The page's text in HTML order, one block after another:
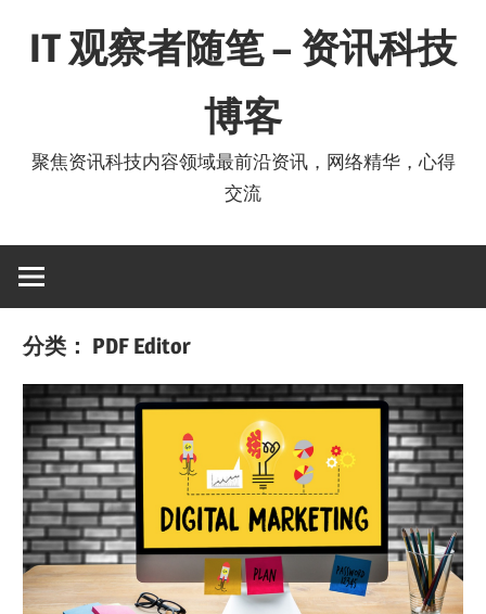
IT 观察者随笔 – 资讯科技
博客
聚焦资讯科技内容领域最前沿资讯，网络精华，心得
交流
分类： PDF Editor